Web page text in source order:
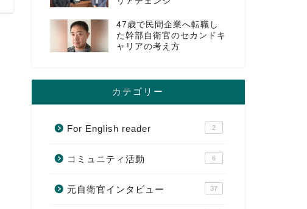
47歳で民間企業へ転職し
た幹部自衛官のセカンドキ
ャリアの考え方
カテゴリー
For English reader 2
コミュニティ活動 6
元自衛官インタビュー 37